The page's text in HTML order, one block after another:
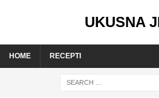
UKUSNA
HOME RECEPTI